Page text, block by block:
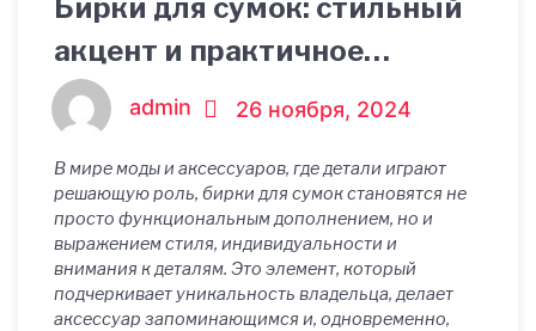
Бирки для сумок: стильный
акцент и практичное
решение
admin 26 ноября, 2024
В мире моды и аксессуаров, где детали играют
решающую роль, бирки для сумок становятся не
просто функциональным дополнением, но и
выражением стиля, индивидуальности и
внимания к деталям. Это элемент, который
подчеркивает уникальность владельца, делает
аксессуар запоминающимся и, одновременно,